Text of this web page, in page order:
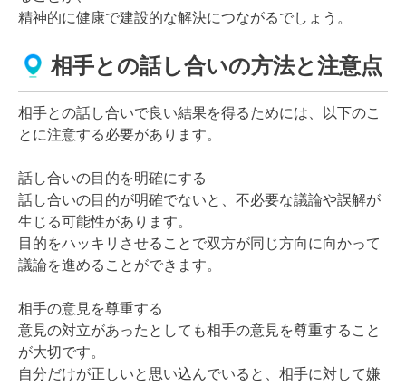
精神的に健康で建設的な解決につながるでしょう。
相手との話し合いの方法と注意点
相手との話し合いで良い結果を得るためには、以下のこ
とに注意する必要があります。
話し合いの目的を明確にする
話し合いの目的が明確でないと、不必要な議論や誤解が
生じる可能性があります。
目的をハッキリさせることで双方が同じ方向に向かって
議論を進めることができます。
相手の意見を尊重する
意見の対立があったとしても相手の意見を尊重すること
が大切です。
自分だけが正しいと思い込んでいると、相手に対して嫌